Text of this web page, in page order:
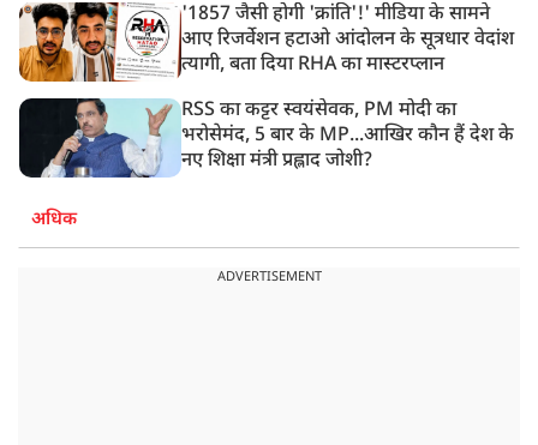
'1857 जैसी होगी 'क्रांति'!' मीडिया के सामने
आए रिजर्वेशन हटाओ आंदोलन के सूत्रधार वेदांश
त्यागी, बता दिया RHA का मास्टरप्लान
RSS का कट्टर स्वयंसेवक, PM मोदी का
भरोसेमंद, 5 बार के MP...आखिर कौन हैं देश के
नए शिक्षा मंत्री प्रह्लाद जोशी?
अधिक
ADVERTISEMENT